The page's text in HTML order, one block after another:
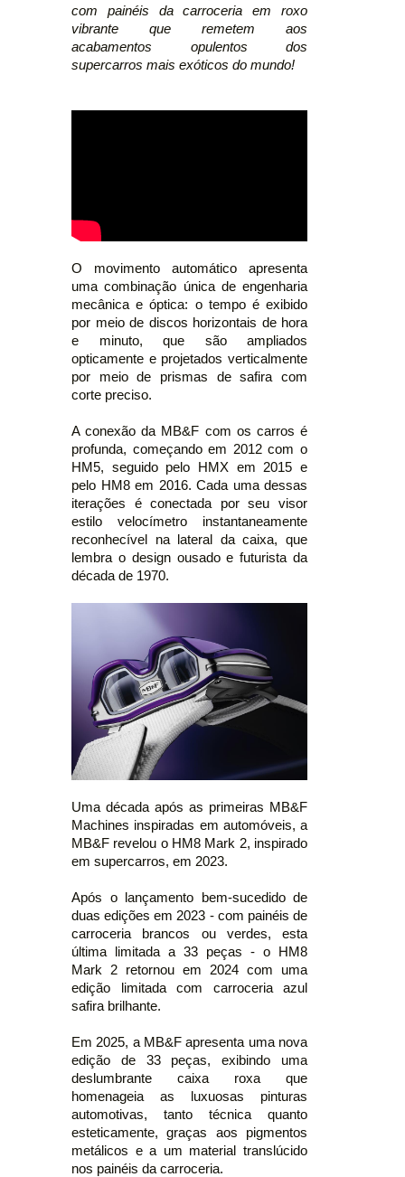
com painéis da carroceria em roxo
vibrante que remetem aos
acabamentos opulentos dos
supercarros mais exóticos do mundo!
O movimento automático apresenta
uma combinação única de engenharia
mecânica e óptica: o tempo é exibido
por meio de discos horizontais de hora
e minuto, que são ampliados
opticamente e projetados verticalmente
por meio de prismas de safira com
corte preciso.
A conexão da MB&F com os carros é
profunda, começando em 2012 com o
HM5, seguido pelo HMX em 2015 e
pelo HM8 em 2016. Cada uma dessas
iterações é conectada por seu visor
estilo velocímetro instantaneamente
reconhecível na lateral da caixa, que
lembra o design ousado e futurista da
década de 1970.
Uma década após as primeiras MB&F
Machines inspiradas em automóveis, a
MB&F revelou o HM8 Mark 2, inspirado
em supercarros, em 2023.
Após o lançamento bem-sucedido de
duas edições em 2023 - com painéis de
carroceria brancos ou verdes, esta
última limitada a 33 peças - o HM8
Mark 2 retornou em 2024 com uma
edição limitada com carroceria azul
safira brilhante.
Em 2025, a MB&F apresenta uma nova
edição de 33 peças, exibindo uma
deslumbrante caixa roxa que
homenageia as luxuosas pinturas
automotivas, tanto técnica quanto
esteticamente, graças aos pigmentos
metálicos e a um material translúcido
nos painéis da carroceria.